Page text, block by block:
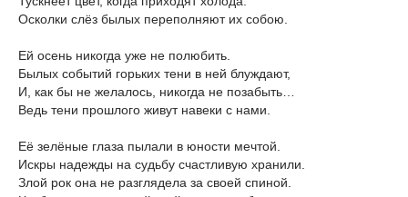
Осколки слёз былых переполняют их собою.
Ей осень никогда уже не полюбить.
Былых событий горьких тени в ней блуждают,
И, как бы не желалось, никогда не позабыть…
Ведь тени прошлого живут навеки с нами.
Её зелёные глаза пылали в юности мечтой.
Искры надежды на судьбу счастливую хранили.
Злой рок она не разглядела за своей спиной.